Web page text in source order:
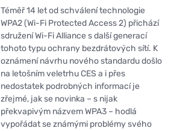
Téměř 14 let od schválení technologie
WPA2 (Wi-Fi Protected Access 2) přichází
sdružení Wi-Fi Alliance s další generací
tohoto typu ochrany bezdrátových sítí. K
oznámení návrhu nového standardu došlo
na letošním veletrhu CES a i přes
nedostatek podrobných informací je
zřejmé, jak se novinka – s nijak
překvapivým názvem WPA3 – hodlá
vypořádat se známými problémy svého